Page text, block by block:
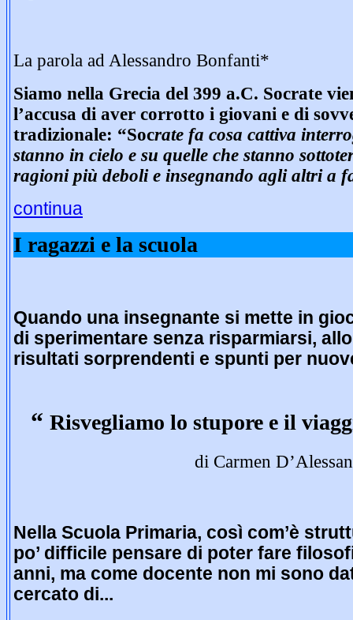
La parola ad Alessandro Bonfanti*
Siamo nella Grecia del 399 a.C. Socrate
l’accusa di aver corrotto i giovani e di
tradizionale: “Socrate fa cosa cattiva
stanno in cielo e su quelle che stanno
ragioni più deboli e insegnando agli altri a
continua
I ragazzi e la scuola
Quando una insegnante si mette in
di sperimentare senza risparmiarsi,
risultati sorprendenti e spunti per
“ Risvegliamo lo stupore e il
di Carmen
Nella Scuola Primaria, così com’è
po’ difficile pensare di poter fare
anni, ma come docente non mi sono
cercato di...